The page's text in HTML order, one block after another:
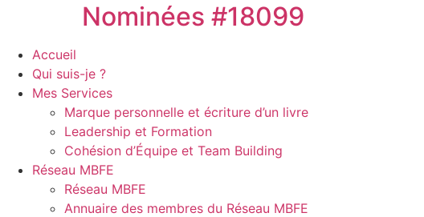
Nominées #18099
Accueil
Qui suis-je ?
Mes Services
Marque personnelle et écriture d’un livre
Leadership et Formation
Cohésion d’Équipe et Team Building
Réseau MBFE
Réseau MBFE
Annuaire des membres du Réseau MBFE